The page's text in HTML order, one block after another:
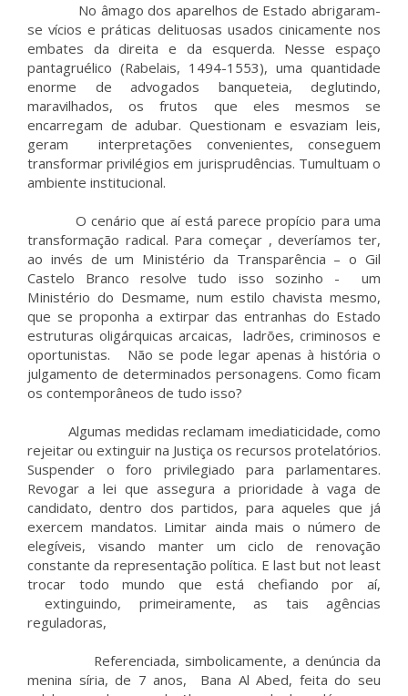
No âmago dos aparelhos de Estado abrigaram-
se vícios e práticas delituosas usados cinicamente nos
embates da direita e da esquerda. Nesse espaço
pantagruélico (Rabelais, 1494-1553), uma quantidade
enorme de advogados banqueteia, deglutindo,
maravilhados, os frutos que eles mesmos se
encarregam de adubar. Questionam e esvaziam leis,
geram interpretações convenientes, conseguem
transformar privilégios em jurisprudências. Tumultuam o
ambiente institucional.
O cenário que aí está parece propício para uma
transformação radical. Para começar , deveríamos ter,
ao invés de um Ministério da Transparência – o Gil
Castelo Branco resolve tudo isso sozinho - um
Ministério do Desmame, num estilo chavista mesmo,
que se proponha a extirpar das entranhas do Estado
estruturas oligárquicas arcaicas, ladrões, criminosos e
oportunistas. Não se pode legar apenas à história o
julgamento de determinados personagens. Como ficam
os contemporâneos de tudo isso?
Algumas medidas reclamam imediaticidade, como
rejeitar ou extinguir na Justiça os recursos protelatórios.
Suspender o foro privilegiado para parlamentares.
Revogar a lei que assegura a prioridade à vaga de
candidato, dentro dos partidos, para aqueles que já
exercem mandatos. Limitar ainda mais o número de
elegíveis, visando manter um ciclo de renovação
constante da representação política. E last but not least
trocar todo mundo que está chefiando por aí,
extinguindo, primeiramente, as tais agências
reguladoras,
Referenciada, simbolicamente, a denúncia da
menina síria, de 7 anos, Bana Al Abed, feita do seu